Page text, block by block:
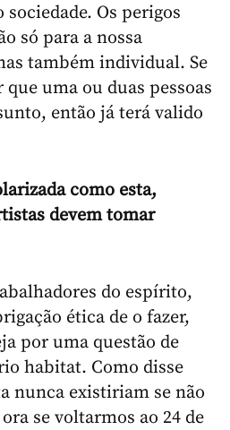
Os perigos
só para a nossa
também individual. Se
uma ou duas pessoas
então já terá valido
como esta,
devem tomar
do espírito,
ética de o fazer,
por uma questão de
habitat. Como disse
nunca existiriam se não
se voltarmos ao 24 de